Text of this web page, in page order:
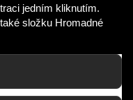
jedním kliknutím.
složku Hromadné